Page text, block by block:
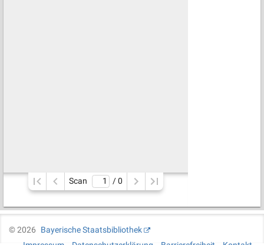
Scan / 0
©2026
Bayerische Staatsbibliothek